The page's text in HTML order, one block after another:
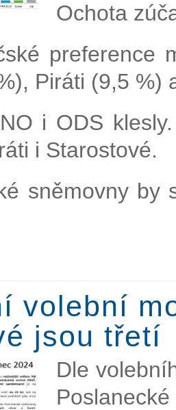
Ochota
preference
Piráti (9,5 %)
i ODS
i Starostové.
sněmovny by
volební
jsou třetí
Dle